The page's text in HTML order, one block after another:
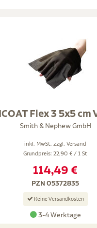
Flex 3 5x5 cm
Smith & Nephew GmbH
inkl. MwSt. zzgl. Versand
Grundpreis: 22,90 € / 1 St
114,49 €
PZN 05372835
Keine Versandkosten
3-4 Werktage